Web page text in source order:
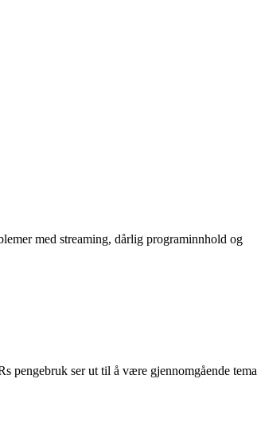
med streaming, dårlig programinnhold og
pengebruk ser ut til å være gjennomgående tema